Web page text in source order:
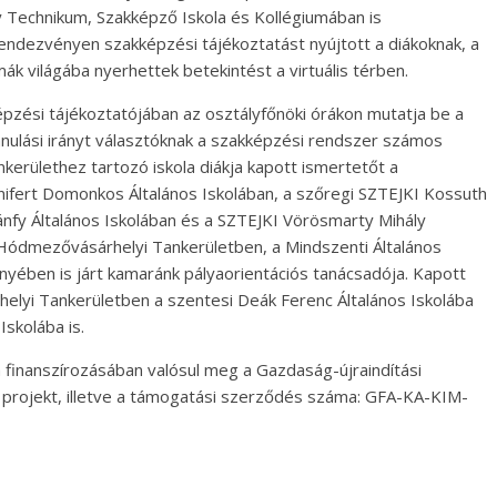
Szakképző Iskola és Kollégiumában is
szakképzési tájékoztatást nyújtott a diákoknak, a
világába nyerhettek betekintést a virtuális térben.
tájékoztatójában az osztályfőnöki órákon mutatja be a
irányt választóknak a szakképzési rendszer számos
tartozó iskola diákja kapott ismertetőt a
Domonkos Általános Iskolában, a szőregi SZTEJKI Kossuth
Általános Iskolában és a SZTEJKI Vörösmarty Mihály
Tankerületben, a Mindszenti Általános
is járt kamaránk pályaorientációs tanácsadója. Kapott
Tankerületben a szentesi Deák Ferenc Általános Iskolába
is.
valósul meg a Gazdaság-újraindítási
illetve a támogatási szerződés száma: GFA-KA-KIM-